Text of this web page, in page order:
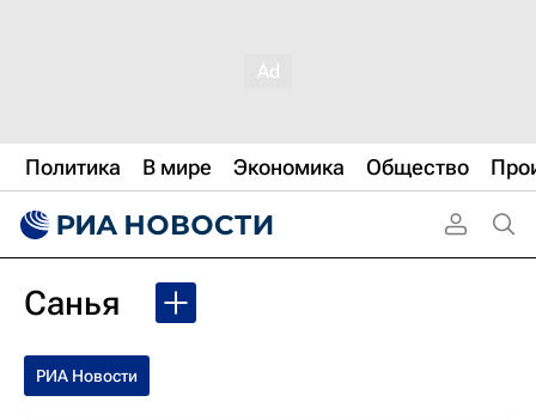
Политика В мире Экономика Общество
Санья
РИА Новости